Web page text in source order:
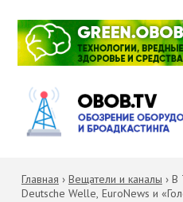
Главная › Вещатели и каналы › В
Deutsche Welle, EuroNews и